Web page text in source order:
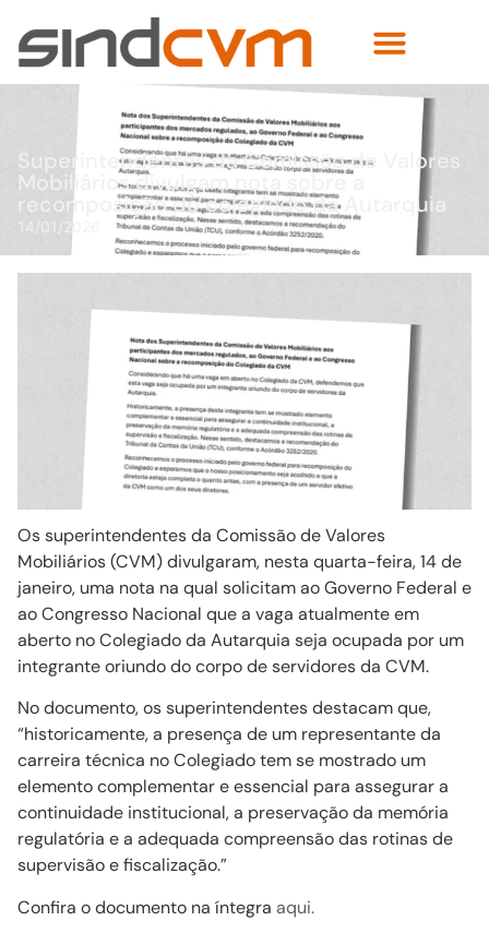
Superintendentes da Comissão de Valores
Mobiliários divulgam nota sobre a
recomposição do colegiado da Autarquia
Os superintendentes da Comissão de Valores
Mobiliários (CVM) divulgaram, nesta quarta-feira, 14 de
janeiro, uma nota na qual solicitam ao Governo Federal e
ao Congresso Nacional que a vaga atualmente em
aberto no Colegiado da Autarquia seja ocupada por um
integrante oriundo do corpo de servidores da CVM.
No documento, os superintendentes destacam que,
“historicamente, a presença de um representante da
carreira técnica no Colegiado tem se mostrado um
elemento complementar e essencial para assegurar a
continuidade institucional, a preservação da memória
regulatória e a adequada compreensão das rotinas de
supervisão e fiscalização.”
Confira o documento na íntegra aqui.